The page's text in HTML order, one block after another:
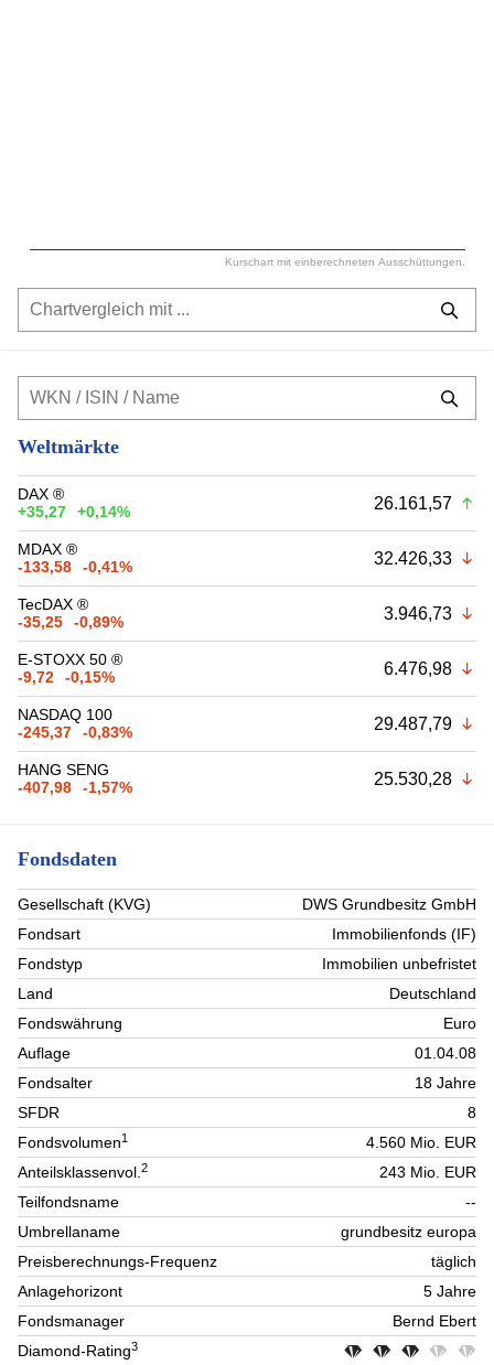
Kurschart mit einberechneten Ausschüttungen.
Weltmärkte
DAX ®
+35,27
+0,14% 26.161,57
MDAX ®
-133,58
-0,41% 32.426,33
TecDAX ®
-35,25
-0,89% 3.946,73
E-STOXX 50 ®
-9,72
-0,15% 6.476,98
NASDAQ 100
-245,37
-0,83% 29.487,79
HANG SENG
-407,98
-1,57% 25.530,28
Fondsdaten
Gesellschaft (KVG)
DWS Grundbesitz GmbH
Fondsart
Immobilienfonds (IF)
Fondstyp
Immobilien unbefristet
Land
Deutschland
Fondswährung
Euro
Auflage
01.04.08
Fondsalter
18 Jahre
SFDR
8
Fondsvolumen1
4.560 Mio. EUR
Anteilsklassenvol.2
243 Mio. EUR
Teilfondsname
--
Umbrellaname
grundbesitz europa
Preisberechnungs-Frequenz
täglich
Anlagehorizont
5 Jahre
Fondsmanager
Bernd Ebert
Diamond-Rating3